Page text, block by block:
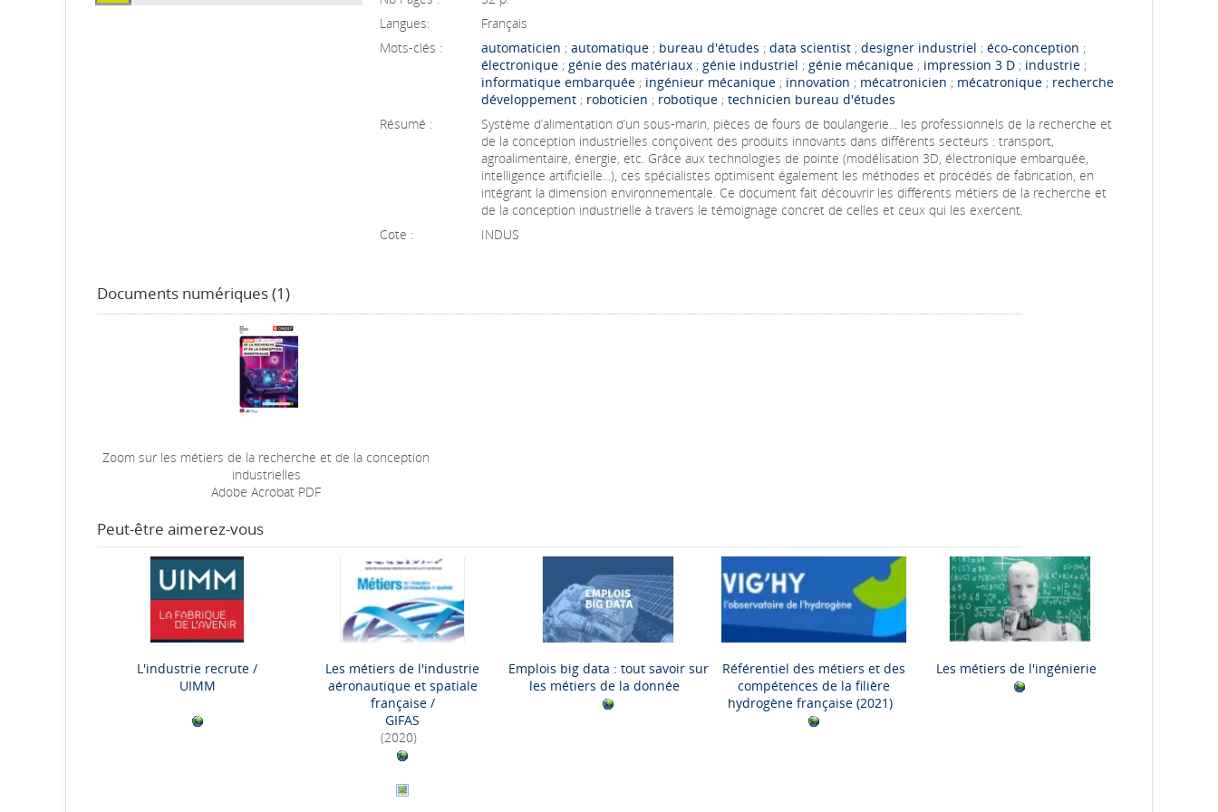
Langues:
Français
Mots-clés :
automaticien ; automatique; bureau d'études ; data scientist; designer industriel ; éco-conception ;
électronique; génie des matériaux; génie industriel ; génie mécanique; impression 3 D; industrie;
informatique embarquée; ingénieur mécanique; innovation ; mécatronicien ; mécatronique; recherche
développement; roboticien ; robotique; technicien bureau d'études
Résumé :
Système d’alimentation d’un sous-marin, pièces de fours de boulangerie... les professionnels de la recherche et
de la conception industrielles conçoivent des produits innovants dans différents secteurs : transport,
agroalimentaire, énergie, etc. Grâce aux technologies de pointe (modélisation 3D, électronique embarquée,
intelligence artificielle...), ces spécialistes optimisent également les méthodes et procédés de fabrication, en
intégrant la dimension environnementale. Ce document fait découvrir les différents métiers de la recherche et
de la conception industrielle à travers le témoignage concret de celles et ceux qui les exercent.
Cote :
INDUS
Documents numériques (1)
Zoom sur les métiers de la recherche et de la conception
industrielles
Adobe Acrobat PDF
Peut-être aimerez-vous
L'industrie recrute /
UIMM
Les métiers de l'industrie
aéronautique et spatiale
française/
GIFAS
(2020)
Emplois big data : tout savoir sur
les métiers de la donnée
Référentiel des métiers et des
compétences de la filière
hydrogène française (2021)
Les métiers de l'ingénierie